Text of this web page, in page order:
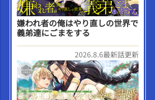
嫌われ者の俺はやり直しの世界で
義弟達にごまをする
2026.8.6最新話更新